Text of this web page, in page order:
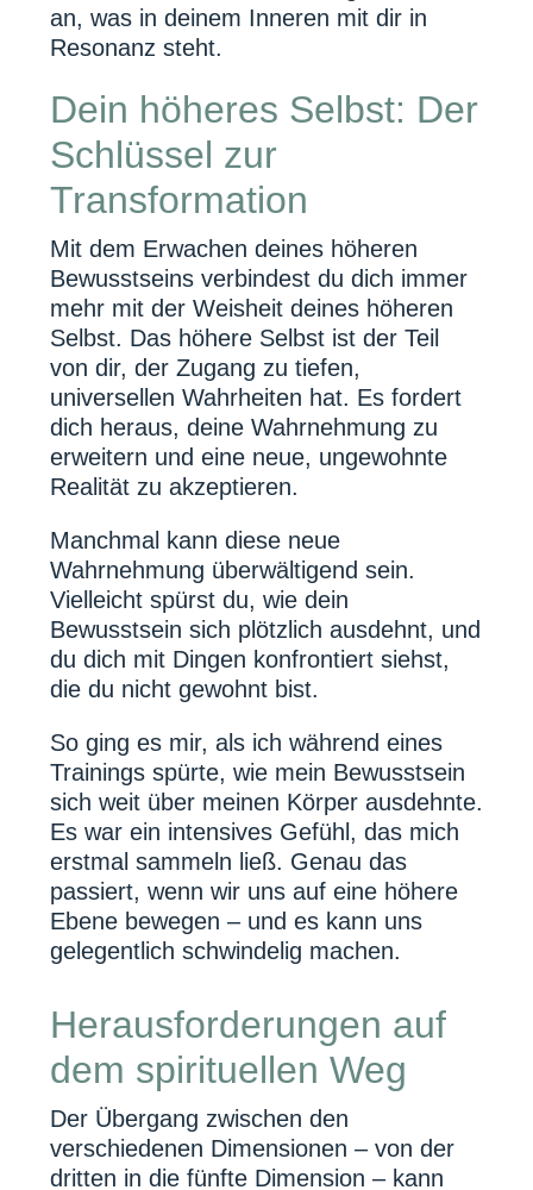
an, was in deinem Inneren mit dir in
Resonanz steht.
Dein höheres Selbst: Der
Schlüssel zur
Transformation
Mit dem Erwachen deines höheren
Bewusstseins verbindest du dich immer
mehr mit der Weisheit deines höheren
Selbst. Das höhere Selbst ist der Teil
von dir, der Zugang zu tiefen,
universellen Wahrheiten hat. Es fordert
dich heraus, deine Wahrnehmung zu
erweitern und eine neue, ungewohnte
Realität zu akzeptieren.
Manchmal kann diese neue
Wahrnehmung überwältigend sein.
Vielleicht spürst du, wie dein
Bewusstsein sich plötzlich ausdehnt, und
du dich mit Dingen konfrontiert siehst,
die du nicht gewohnt bist.
So ging es mir, als ich während eines
Trainings spürte, wie mein Bewusstsein
sich weit über meinen Körper ausdehnte.
Es war ein intensives Gefühl, das mich
erstmal sammeln ließ. Genau das
passiert, wenn wir uns auf eine höhere
Ebene bewegen – und es kann uns
gelegentlich schwindelig machen.
Herausforderungen auf
dem spirituellen Weg
Der Übergang zwischen den
verschiedenen Dimensionen – von der
dritten in die fünfte Dimension – kann